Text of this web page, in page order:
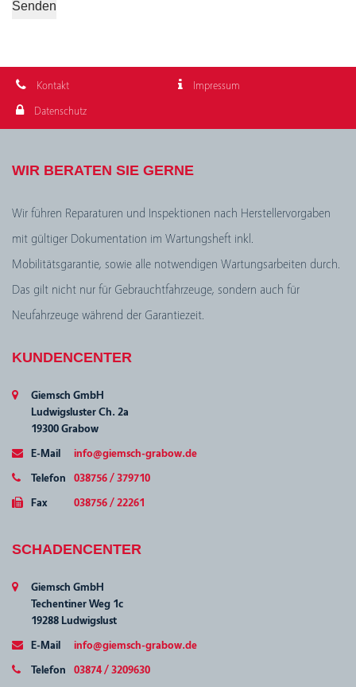
Kontakt
Impressum
Datenschutz
WIR BERATEN SIE GERNE
Wir führen Reparaturen und Inspektionen nach Herstellervorgaben
mit gültiger Dokumentation im Wartungsheft inkl.
Mobilitätsgarantie, sowie alle notwendigen Wartungsarbeiten durch.
Das gilt nicht nur für Gebrauchtfahrzeuge, sondern auch für
Neufahrzeuge während der Garantiezeit.
KUNDENCENTER
Giemsch GmbH
Ludwigsluster Ch. 2a
19300 Grabow
E-Mail
info@giemsch-grabow.de
Telefon
038756 / 379710
Fax
038756 / 22261
SCHADENCENTER
Giemsch GmbH
Techentiner Weg 1c
19288 Ludwigslust
E-Mail
info@giemsch-grabow.de
Telefon
03874 / 3209630